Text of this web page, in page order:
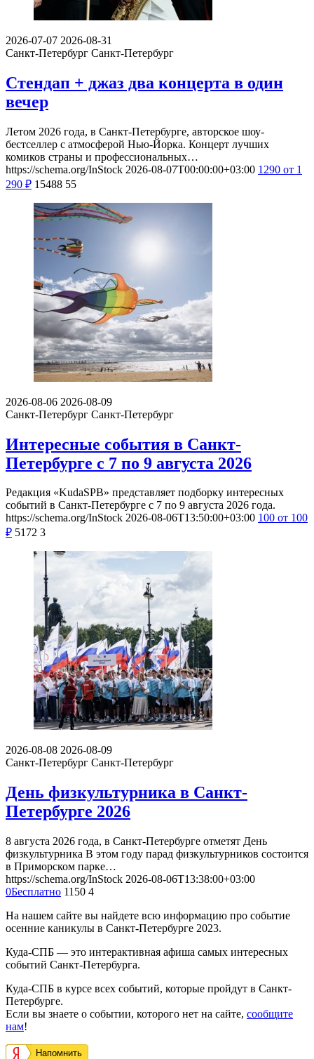
2026-07-07 2026-08-31
Санкт-Петербург Санкт-Петербург
Стендап + джаз два концерта в один
вечер
Летом 2026 года, в Санкт-Петербурге, авторское шоу-
бестселлер с атмосферой Нью-Йорка. Концерт лучших
комиков страны и профессиональных…
https://schema.org/InStock 2026-08-07T00:00:00+03:00 1290 от 1
290 ₽ 15488 55
2026-08-06 2026-08-09
Санкт-Петербург Санкт-Петербург
Интересные события в Санкт-
Петербурге с 7 по 9 августа 2026
Редакция «KudaSPB» представляет подборку интересных
событий в Санкт-Петербурге с 7 по 9 августа 2026 года.
https://schema.org/InStock 2026-08-06T13:50:00+03:00 100 от 100
₽ 5172 3
2026-08-08 2026-08-09
Санкт-Петербург Санкт-Петербург
День физкультурника в Санкт-
Петербурге 2026
8 августа 2026 года, в Санкт-Петербурге отметят День
физкультурника В этом году парад физкультурников состоится
в Приморском парке…
https://schema.org/InStock 2026-08-06T13:38:00+03:00
0Бесплатно 1150 4
На нашем сайте вы найдете всю информацию про событие
осенние каникулы в Санкт-Петербурге 2023.
Куда-СПБ — это интерактивная афиша самых интересных
событий Санкт-Петербурга.
Куда-СПБ в курсе всех событий, которые пройдут в Санкт-
Петербурге.
Если вы знаете о событии, которого нет на сайте, сообщите
нам!
Напомнить